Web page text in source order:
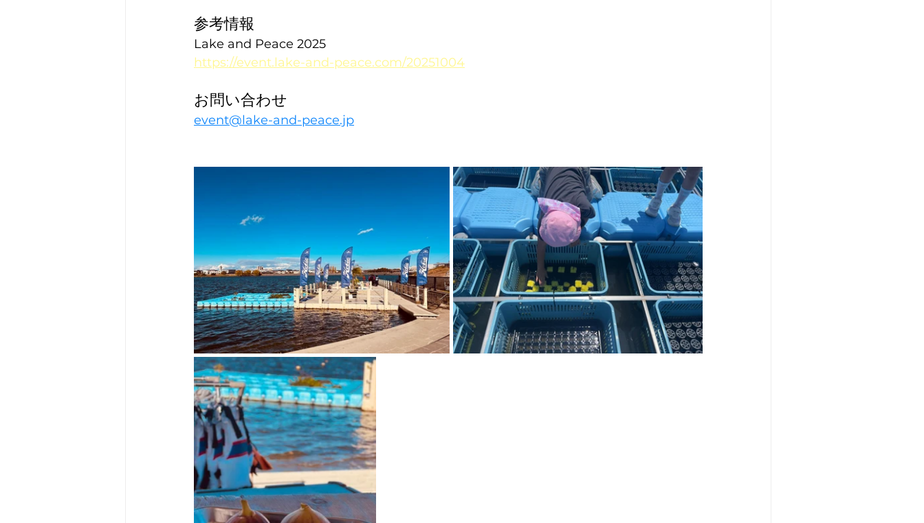
参考情報
Lake and Peace 2025
https://event.lake-and-peace.com/20251004
お問い合わせ
event@lake-and-peace.jp